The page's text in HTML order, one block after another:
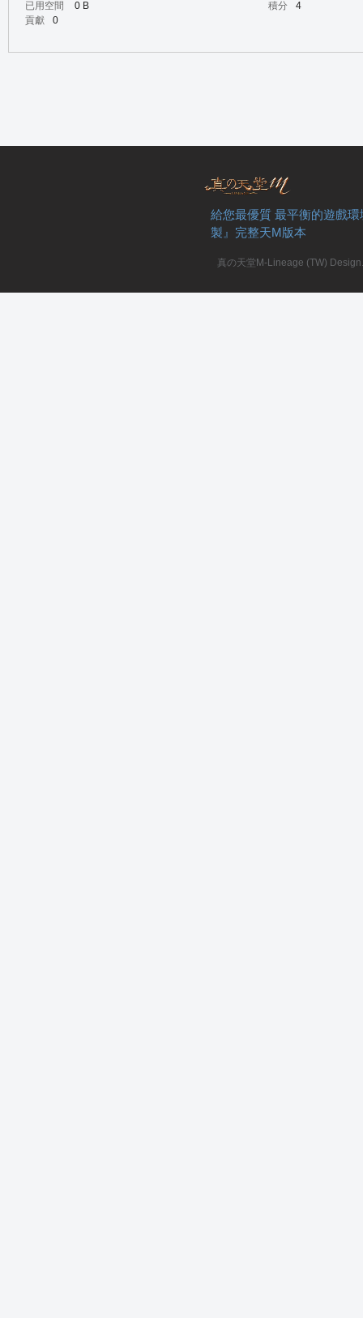
已用空間
0 B 積分
4
貢獻
0
給您最優質 最平衡的遊戲
製』完整天M版本
真の天堂M-Lineage (TW)